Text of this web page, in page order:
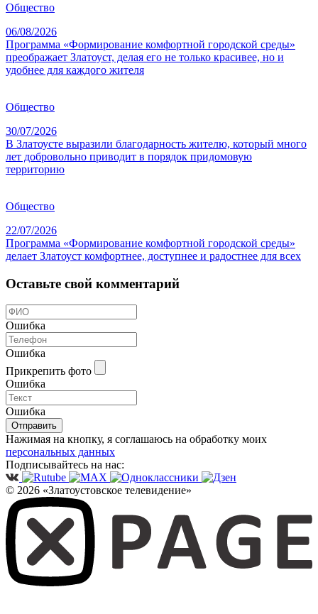
Общество
06/08/2026
Программа «Формирование комфортной городской среды»
преображает Златоуст, делая его не только красивее, но и
удобнее для каждого жителя
Общество
30/07/2026
В Златоусте выразили благодарность жителю, который много
лет добровольно приводит в порядок придомовую
территорию
Общество
22/07/2026
Программа «Формирование комфортной городской среды»
делает Златоуст комфортнее, доступнее и радостнее для всех
Оставьте свой комментарий
Ошибка
Ошибка
Прикрепить фото
Ошибка
Ошибка
Отправить
Нажимая на кнопку, я соглашаюсь на обработку моих
персональных данных
Подписывайтесь на нас:
© 2026 «Златоустовское телевидение»